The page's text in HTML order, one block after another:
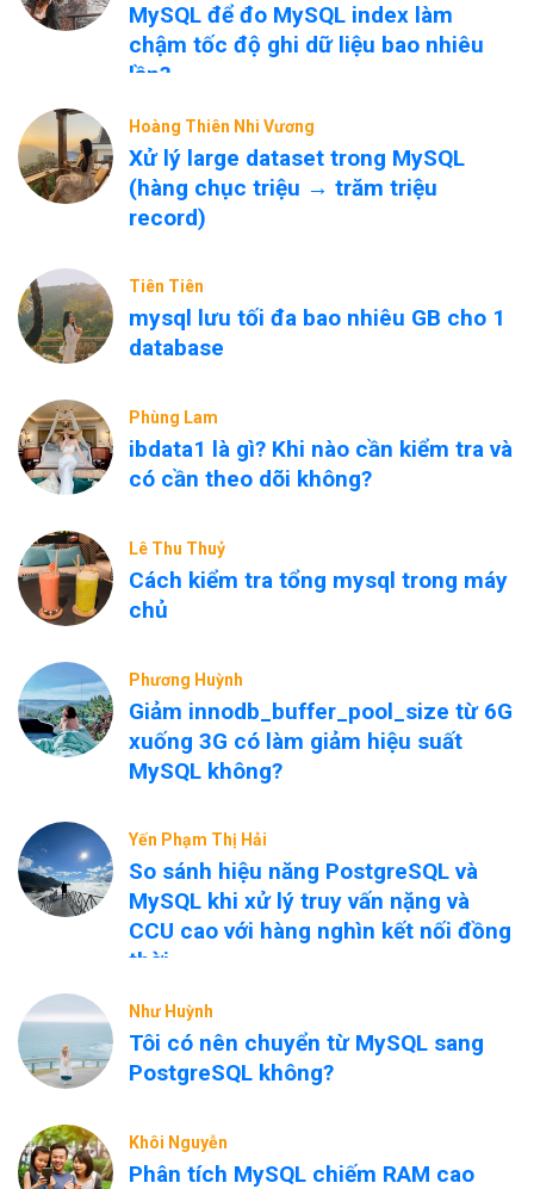
MySQL để đo MySQL index làm
chậm tốc độ ghi dữ liệu bao nhiêu
lần?
Hoàng Thiên Nhi Vương
Xử lý large dataset trong MySQL
(hàng chục triệu → trăm triệu
record)
Tiên Tiên
mysql lưu tối đa bao nhiêu GB cho 1
database
Phùng Lam
ibdata1 là gì? Khi nào cần kiểm tra và
có cần theo dõi không?
Lê Thu Thuỷ
Cách kiểm tra tổng mysql trong máy
chủ
Phương Huỳnh
Giảm innodb_buffer_pool_size từ 6G
xuống 3G có làm giảm hiệu suất
MySQL không?
Yến Phạm Thị Hải
So sánh hiệu năng PostgreSQL và
MySQL khi xử lý truy vấn nặng và
CCU cao với hàng nghìn kết nối đồng
thời
Như Huỳnh
Tôi có nên chuyển từ MySQL sang
PostgreSQL không?
Khôi Nguyễn
Phân tích MySQL chiếm RAM cao